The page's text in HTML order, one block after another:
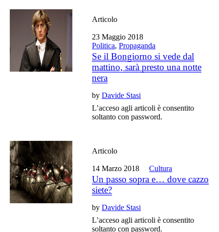
Articolo
23 Maggio 2018
Politica,Propaganda
Se il Bongiorno si vede dal
mattino, sarà presto una notte
nera
byDavide Stasi
L’acceso agli articoli è consentito
soltanto con password.
Articolo
14 Marzo 2018 Cultura
Un passo sopra e… dove cazzo
siete?
byDavide Stasi
L’acceso agli articoli è consentito
soltanto con password.